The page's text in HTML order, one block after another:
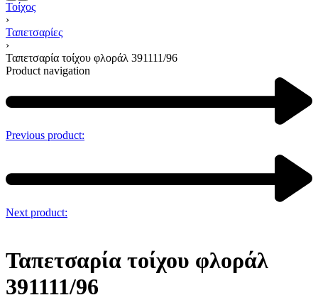
Τοίχος
›
Ταπετσαρίες
›
Ταπετσαρία τοίχου φλοράλ 391111/96
Product navigation
Previous product:
Next product:
Ταπετσαρία τοίχου φλοράλ
391111/96